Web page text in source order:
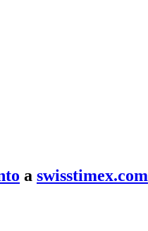
a swisstimex.com